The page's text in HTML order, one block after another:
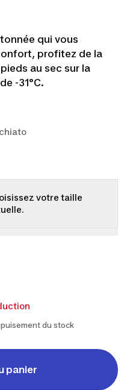
qui vous
profitez de la
au sec sur la
-31°C.
votre taille
du stock
panier